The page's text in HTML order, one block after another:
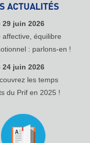
ACTUALITÉS
29 juin 2026
affective, équilibre
: parlons-en !
24 juin 2026
les temps
du Prif en 2025 !